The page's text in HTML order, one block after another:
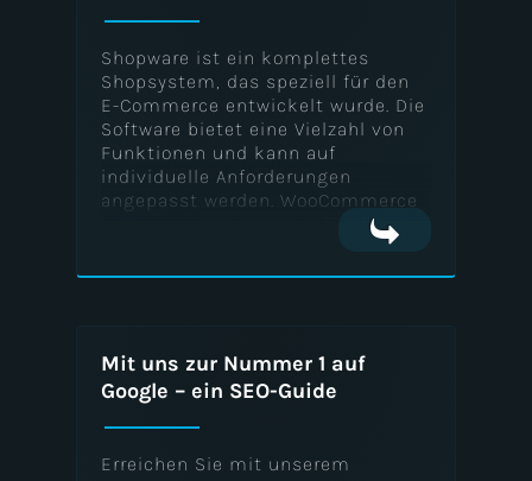
Analytics und Reporting
Branding und Corporate Design
Usability-Tests
Conversion Rate Optimization
(CRO)
Shopware ist ein komplettes
Shopsystem, das speziell für den
E-Commerce entwickelt wurde. Die
Software bietet eine Vielzahl von
Funktionen und kann auf
individuelle Anforderungen
angepasst werden. WooCommerce
hingegen ist ein Plugin für das
WordPress und richtet sich vor
Mit uns zur Nummer 1 auf
Google – ein SEO-Guide
Erreichen Sie mit unserem